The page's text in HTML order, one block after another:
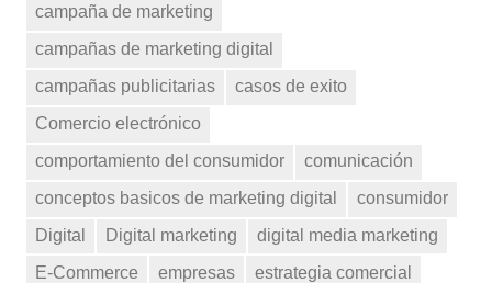
campaña de marketing
campañas de marketing digital
campañas publicitarias
casos de exito
Comercio electrónico
comportamiento del consumidor
comunicación
conceptos basicos de marketing digital
consumidor
Digital
Digital marketing
digital media marketing
E-Commerce
empresas
estrategia comercial